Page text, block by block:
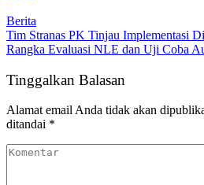
Berita
Tim Stranas PK Tinjau Implementasi
Rangka Evaluasi NLE dan Uji Coba
Tinggalkan Balasan
Alamat email Anda tidak akan
ditandai *